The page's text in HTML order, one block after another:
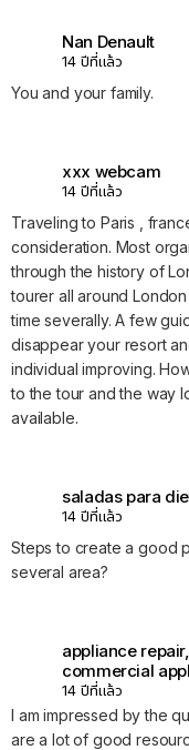
Nan Denault
14 ปีที่แล้ว
You and your family.
xxx webcam
14 ปีที่แล้ว
Traveling to Paris ,
consideration. Most
through the history of
tourer all around
time severally. A few
disappear your resort
individual improving.
to the tour and the way
available.
saladas para
14 ปีที่แล้ว
Steps to create a good
several area?
appliance
commercial
14 ปีที่แล้ว
I am impressed by the
are a lot of good